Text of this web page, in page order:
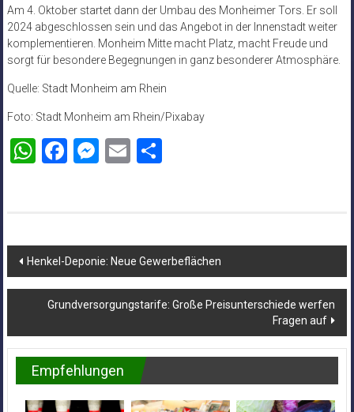
Am 4. Oktober startet dann der Umbau des Monheimer Tors. Er soll
2024 abgeschlossen sein und das Angebot in der Innenstadt weiter
komplementieren. Monheim Mitte macht Platz, macht Freude und
sorgt für besondere Begegnungen in ganz besonderer Atmosphäre.
Quelle: Stadt Monheim am Rhein
Foto: Stadt Monheim am Rhein/Pixabay
WhatsApp
Facebook
Messenger
EmailTeilen
Beitragsnavigation
Henkel-Deponie: Neue Gewerbeflächen
Grundversorgungstarife: Große Preisunterschiede werfen
Fragen auf
Empfehlungen